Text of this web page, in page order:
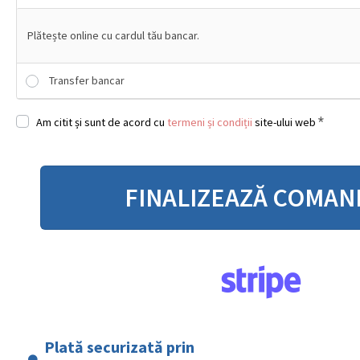
Plătește online cu cardul tău bancar.
Transfer bancar
Am citit și sunt de acord cu termeni și condiții site-ului web *
FINALIZEAZĂ
Plată securizată prin